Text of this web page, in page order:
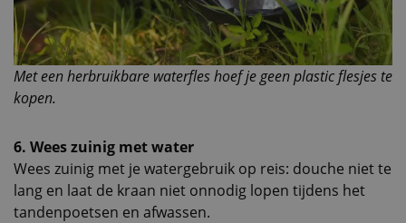
Met een herbruikbare waterfles hoef je geen plastic flesjes te
kopen.
6. Wees zuinig met water
Wees zuinig met je watergebruik op reis: douche niet te
lang en laat de kraan niet onnodig lopen tijdens het
tandenpoetsen en afwassen.